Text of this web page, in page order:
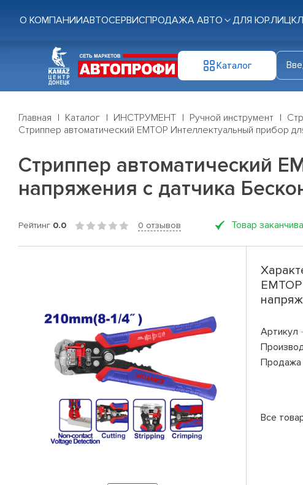
О КОМПАНИИАВТОСЕРВИСПРОДАЖА АВТО ДЛЯ ЮР.ЛИЦ
Каталог
Главная Каталог ИНСТРУМЕНТ Ручной инструмент
Стриппер автоматический EMTOP Интеллектуальный прибор
Стриппер автоматический
напряжения с датчика
Рейтинг 0.0 0 отзывов Товар
Артикул
Продажа
Все